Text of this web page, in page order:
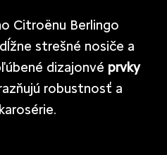
Citroënu Berlingo
strešné nosiče a
dizajonvé prvky
robustnosť a